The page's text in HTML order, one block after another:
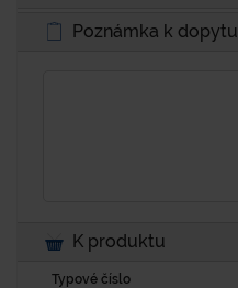
Poznámka k dopytu
K produktu
Typové číslo